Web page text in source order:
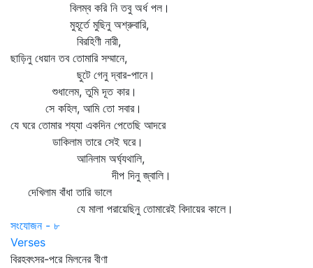
বিলম্ব করি নি তবু অর্ধ পল।
মুহূর্তে মুছিনু অশ্রুবারি,
বিরহিণী নারী,
ছাড়িনু ধেয়ান তব তোমারি সম্মানে,
ছুটে গেনু দ্বার-পানে।
শুধালেম, তুমি দূত কার।
সে কহিল, আমি তো সবার।
যে ঘরে তোমার শয্যা একদিন পেতেছি আদরে
ডাকিলাম তারে সেই ঘরে।
আনিলাম অর্ঘ্যথালি,
দীপ দিনু জ্বালি।
দেখিলাম বাঁধা তারি ভালে
যে মালা পরায়েছিনু তোমারেই বিদায়ের কালে।
সংযোজন - ৮
Verses
বিরহবৎসর-পরে মিলনের বীণা